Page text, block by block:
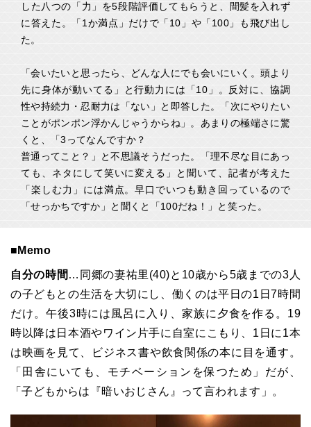
した八つの「力」を5段階評価してもらうと、間髪を入れず
に答えた。「1か満点」だけで「10」や「100」も飛び出し
た。
「会いたいと思ったら、どんな人にでも会いにいく。頭より
先に身体が動いてる」と行動力には「10」。反対に、協調
性や持続力・忍耐力は「ない」と即答した。「次にやりたい
ことがポンポン浮かんじゃうからね」。あまりの極端さに驚
くと、「3ってなんですか？
普通ってこと？」と不思議そうだった。「理不尽な目にあっ
ても、ネタにして笑いに変える」と聞いて、記者が考えた
「楽しむ力」には満点。早口でいつも動き回っているので
「せっかちですか」と聞くと「100だね！」と笑った。
■Memo
自分の時間 …同郷の妻祐里(40)と10歳から5歳までの3人
の子どもとの生活を大切にし、働くのは平日の1日7時間
だけ。午後3時には風呂に入り、家族に夕食を作る。19
時以降は日本酒やワイン片手に自室にこもり、1日に1本
は映画を見て、ビジネス書や飲食関係の本に目を通す。
「田舎にいても、モチベーションを保つため」だが、
「子どもからは『暗いおじさん』って言われます」。